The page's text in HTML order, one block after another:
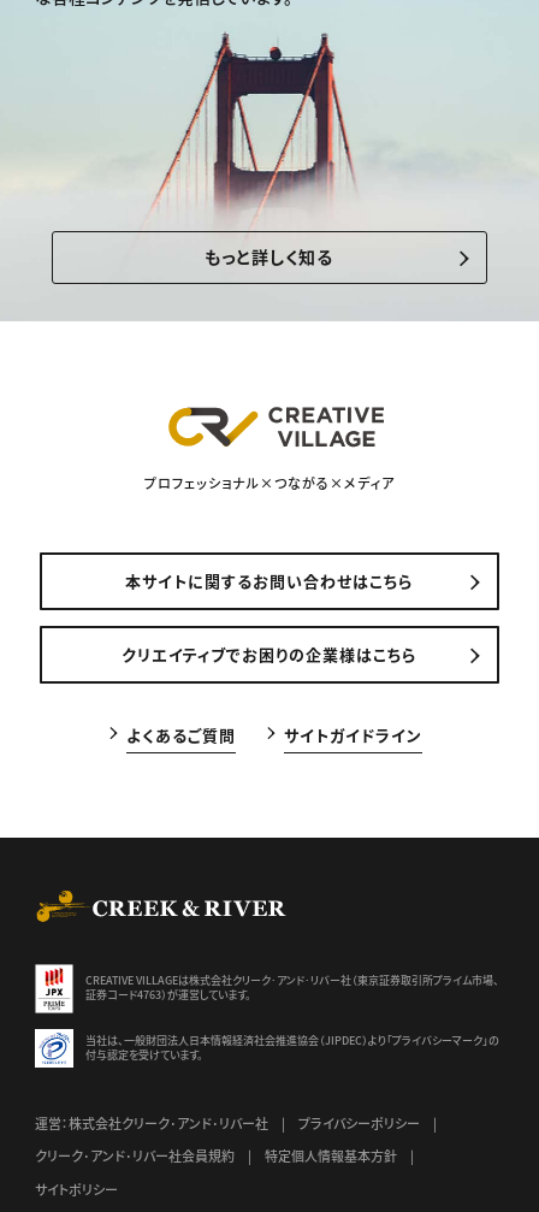
もっと詳しく知る
プロフェッショナル×つながる×メディア
本サイトに関するお問い合わせはこちら
クリエイティブでお困りの企業様はこちら
よくあるご質問 サイトガイドライン
CREATIVE VILLAGEは株式会社クリーク･アンド･リバー社（東京証券取引所プライム市場、
証券コード4763）が運営しています。
当社は、一般財団法人日本情報経済社会推進協会（JIPDEC）より 「プライバシーマーク」の
付与認定を受けています。
運営：株式会社クリーク･アンド･リバー社
プライバシーポリシー
クリーク･アンド･リバー社会員規約
特定個人情報基本方針
サイトポリシー